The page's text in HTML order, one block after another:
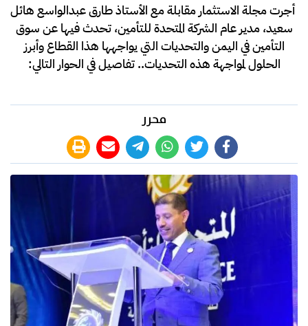
أجرت مجلة الاستثمار مقابلة مع الأستاذ طارق عبدالواسع هائل
سعيد، مدير عام الشركة المتحدة للتأمين، تحدث فيها عن سوق
التأمين في اليمن والتحديات التي يواجهها هذا القطاع وأبرز
الحلول لمواجهة هذه التحديات.. تفاصيل في الحوار التالي:
محرر